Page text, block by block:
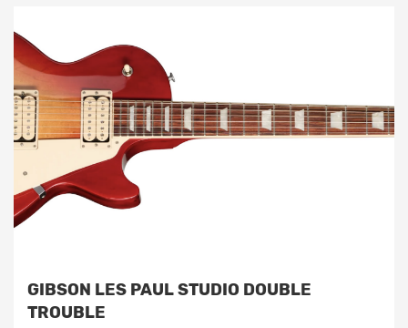
GIBSON LES PAUL STUDIO DOUBLE
TROUBLE